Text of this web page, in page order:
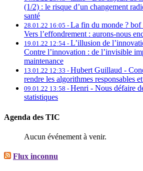
(1/2) : le risque d’un changement
santé
28.01.22 16:05 - La fin du monde ?
Vers l’effondrement : aurons-nous
19.01.22 12:54 - L’illusion de
Contre l’innovation : de l’invisible
maintenance
13.01.22 12:33 - Hubert Guillaud -
rendre les algorithmes responsables
09.01.22 13:58 - Henri - Nous défaire
statistiques
Agenda des TIC
Aucun événement à venir.
Flux inconnu